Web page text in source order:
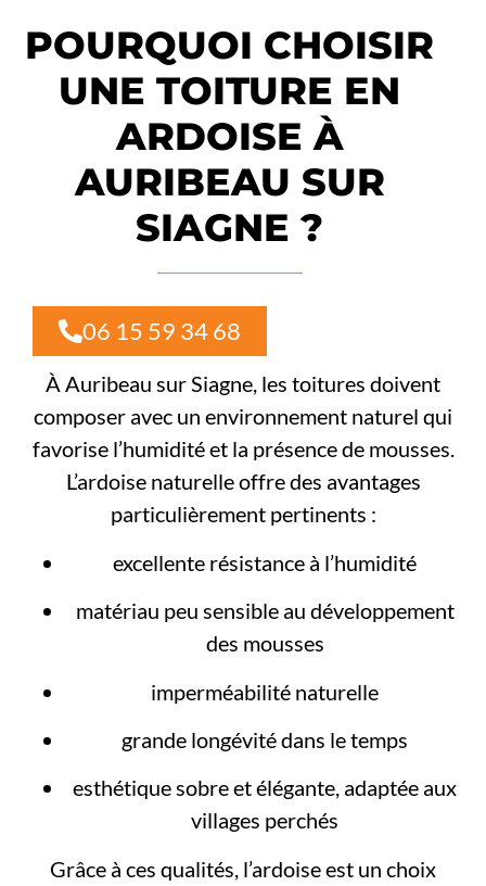
POURQUOI CHOISIR
UNE TOITURE EN
ARDOISE À
AURIBEAU SUR
SIAGNE ?
06 15 59 34 68
À Auribeau sur Siagne, les toitures doivent
composer avec un environnement naturel qui
favorise l’humidité et la présence de mousses.
L’ardoise naturelle offre des avantages
particulièrement pertinents :
excellente résistance à l’humidité
matériau peu sensible au développement
des mousses
imperméabilité naturelle
grande longévité dans le temps
esthétique sobre et élégante, adaptée aux
villages perchés
Grâce à ces qualités, l’ardoise est un choix